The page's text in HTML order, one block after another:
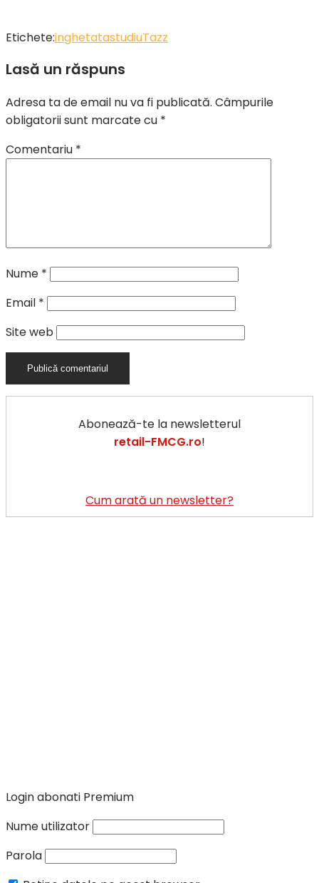
Etichete:inghetatastudiuTazz
Lasă un răspuns
Adresa ta de email nu va fi publicată. Câmpurile
obligatorii sunt marcate cu *
Comentariu *
Nume *
Email *
Site web
Abonează-te la newsletterul
retail-FMCG.ro!
Cum arată un newsletter?
Login abonati Premium
Nume utilizator
Parola